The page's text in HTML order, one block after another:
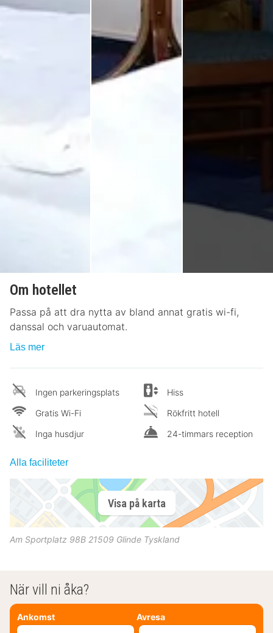
Om hotellet
Passa på att dra nytta av bland annat gratis wi-fi,
danssal och varuautomat.
Läs mer
Ingen parkeringsplats
Gratis Wi-Fi
Inga husdjur
Hiss
Rökfritt hotell
24-timmars reception
Alla faciliteter
Visa på karta
Am Sportplatz 98B 21509 Glinde Tyskland
När vill ni åka?
Ankomst Avresa